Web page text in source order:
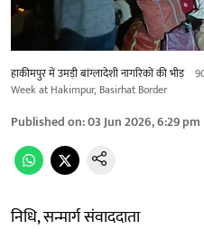
हाकीमपुर में उमड़ी बांग्लादेशी नागरिकों की भीड़
Week at Hakimpur, Basirhat Border
Published on:03 Jun 2026, 6:29 pm
निधि, सन्मार्ग संवाददाता